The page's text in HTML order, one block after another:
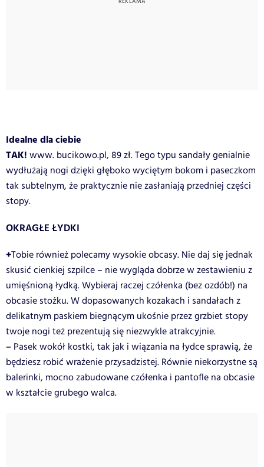
Idealne dla ciebie
TAK! www. bucikowo.pl, 89 zł. Tego typu sandały genialnie
wydłużają nogi dzięki głęboko wyciętym bokom i paseczkom
tak subtelnym, że praktycznie nie zasłaniają przedniej części
stopy.
OKRAGŁE ŁYDKI
+Tobie również polecamy wysokie obcasy. Nie daj się jednak
skusić cienkiej szpilce – nie wygląda dobrze w zestawieniu z
umięśnioną łydką. Wybieraj raczej czółenka (bez ozdób!) na
obcasie stożku. W dopasowanych kozakach i sandałach z
delikatnym paskiem biegnącym ukośnie przez grzbiet stopy
twoje nogi też prezentują się niezwykle atrakcyjnie.
– Pasek wokół kostki, tak jak i wiązania na łydce sprawią, że
będziesz robić wrażenie przysadzistej. Równie niekorzystne są
balerinki, mocno zabudowane czółenka i pantofle na obcasie
w kształcie grubego walca.